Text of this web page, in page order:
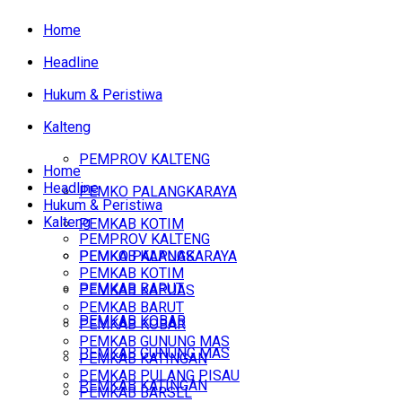
Home
Headline
Hukum & Peristiwa
Kalteng
PEMPROV KALTENG
PEMKO PALANGKARAYA
PEMKAB KOTIM
PEMKAB KAPUAS
PEMKAB BARUT
PEMKAB KOBAR
PEMKAB GUNUNG MAS
PEMKAB KATINGAN
Home
Headline
Hukum & Peristiwa
Kalteng
PEMPROV KALTENG
PEMKO PALANGKARAYA
PEMKAB KOTIM
PEMKAB KAPUAS
PEMKAB BARUT
PEMKAB KOBAR
PEMKAB GUNUNG MAS
PEMKAB KATINGAN
PEMKAB PULANG PISAU
PEMKAB BARSEL